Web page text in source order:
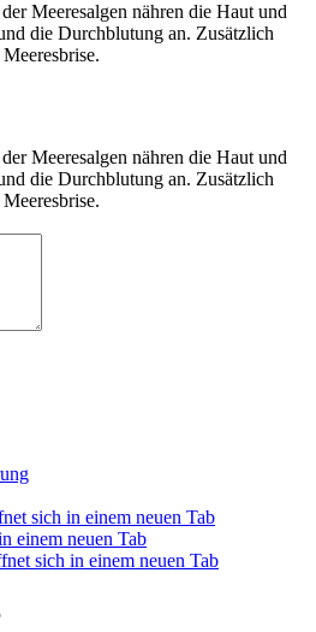
Meeresalgen nähren die Haut und
die Durchblutung an. Zusätzlich
Meeresalgen nähren die Haut und
die Durchblutung an. Zusätzlich
sich in einem neuen Tab
einem neuen Tab
sich in einem neuen Tab